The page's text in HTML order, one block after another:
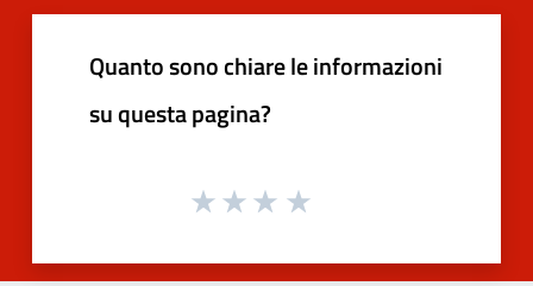
Quanto sono chiare le informazioni
su questa pagina?